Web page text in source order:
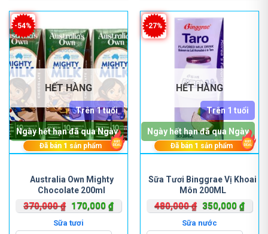
-54%
HẾT HÀNG
Australia Own Mighty
Chocolate 200ml
370,000₫ Giá
gốc
là:
170,000 ₫Giá
Sữa tươi
Trên 1 tuổi
Ngày hết hạn đã qua Ngày
Đã bán 1 sản phẩm
-27%
HẾT HÀNG
Sữa Tươi Binggrae Vị Khoai
Môn 200ML
480,000₫ Giá
gốc
là:
350,000 ₫Giá
Sữa nước
Trên 1 tuổi
Ngày hết hạn đã qua Ngày
Đã bán 1 sản phẩm